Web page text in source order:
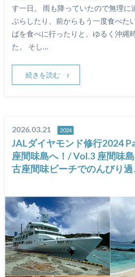
す一日。 雨も降っていたので無理に
ぶらしたり、前からもう一度食べた
ばを食べに行ったりと、ゆるく沖縄
た。 そし…
続きを読む
2026.03.21 2024
JALダイヤモンド修行2024
座間味島へ！/ Vol.3 座間味
古座間味ビーチでのんびり